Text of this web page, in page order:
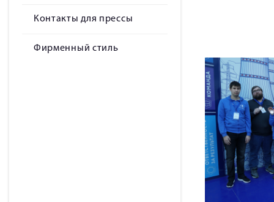
Контакты для прессы
Фирменный стиль